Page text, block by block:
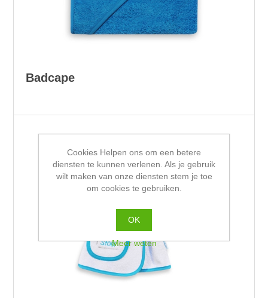
Badcape
Cookies Helpen ons om een betere
diensten te kunnen verlenen. Als je gebruik
wilt maken van onze diensten stem je toe
om cookies te gebruiken.
OK
Meer weten